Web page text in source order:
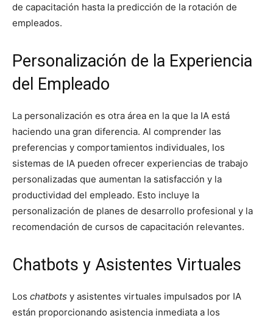
de capacitación hasta la predicción de la rotación de
empleados.
Personalización de la Experiencia
del Empleado
La personalización es otra área en la que la IA está
haciendo una gran diferencia. Al comprender las
preferencias y comportamientos individuales, los
sistemas de IA pueden ofrecer experiencias de trabajo
personalizadas que aumentan la satisfacción y la
productividad del empleado. Esto incluye la
personalización de planes de desarrollo profesional y la
recomendación de cursos de capacitación relevantes.
Chatbots y Asistentes Virtuales
Los chatbots y asistentes virtuales impulsados por IA
están proporcionando asistencia inmediata a los